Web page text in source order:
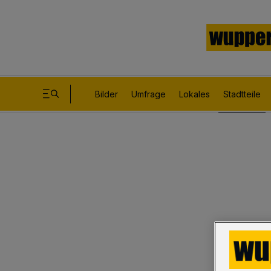
Bilder Umfrage Lokales Stadtteile